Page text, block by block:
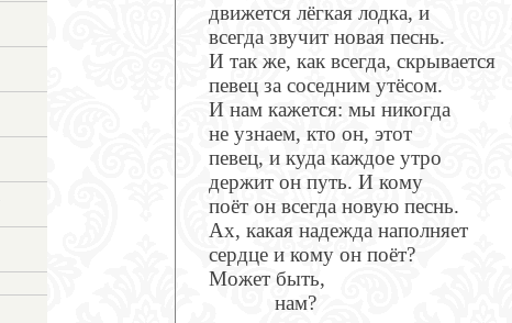
движется лёгкая лодка, и
всегда звучит новая песнь.
И так же, как всегда, скрывается
певец за соседним утёсом.
И нам кажется: мы никогда
не узнаем, кто он, этот
певец, и куда каждое утро
держит он путь. И кому
поёт он всегда новую песнь.
Ах, какая надежда наполняет
сердце и кому он поёт?
Может быть,
нам?